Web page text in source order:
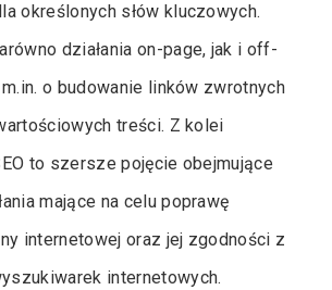
określonych słów kluczowych.
działania on-page, jak i off-
o budowanie linków zwrotnych
treści. Z kolei
to szersze pojęcie obejmujące
mające na celu poprawę
internetowej oraz jej zgodności z
internetowych.